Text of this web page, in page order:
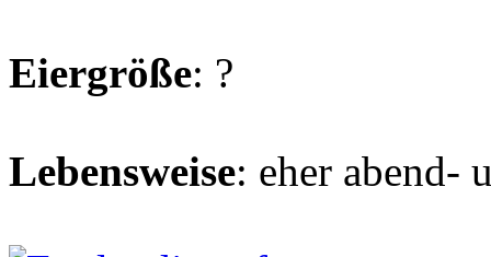
Eiergröße: ?
Lebensweise: eher abend-